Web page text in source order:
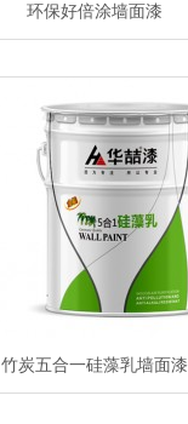
环保好倍涂墙面漆
竹炭五合一硅藻乳墙面漆